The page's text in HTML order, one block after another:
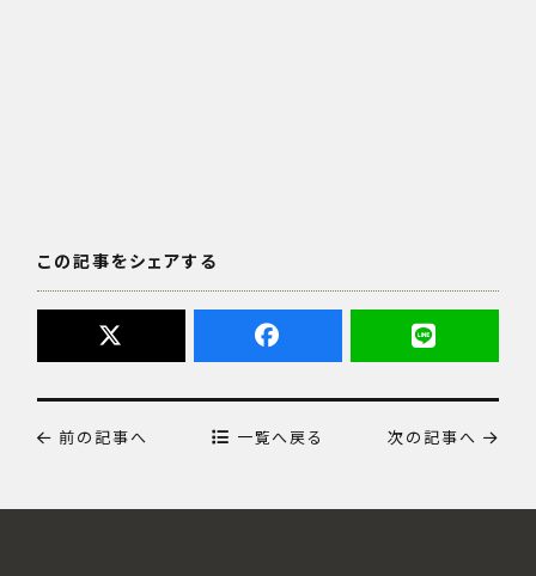
この記事をシェアする
前の記事へ 一覧へ戻る 次の記事へ